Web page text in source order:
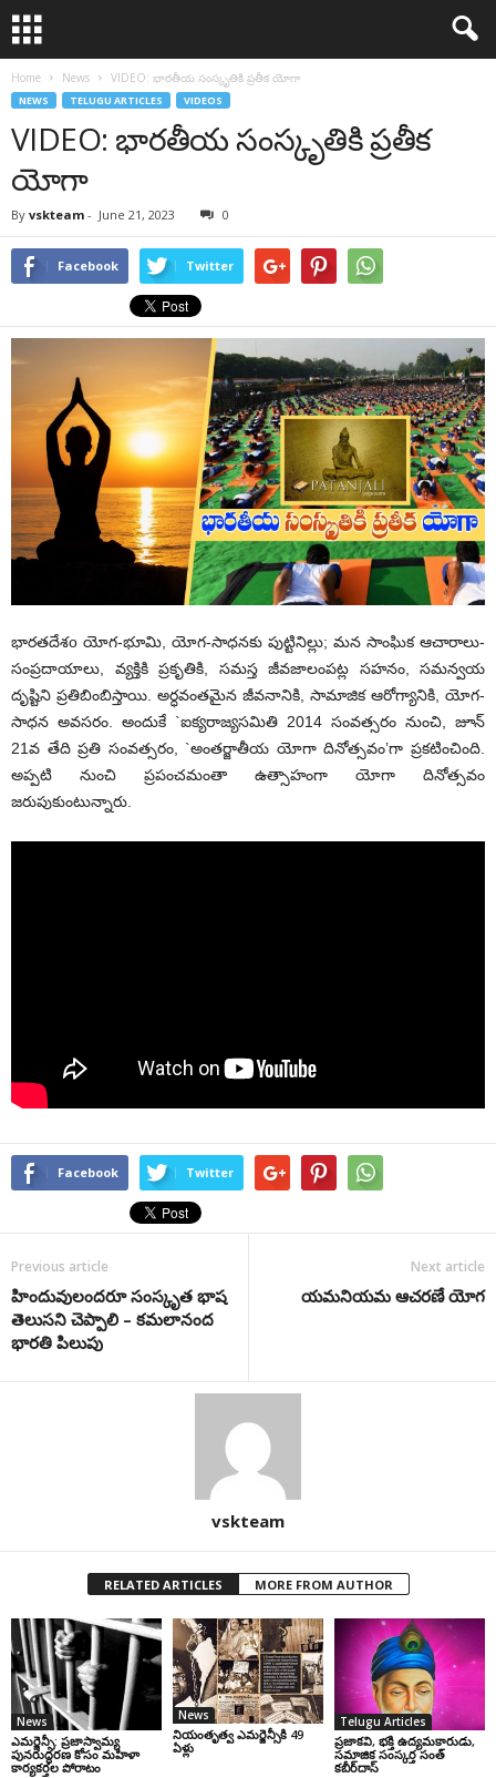
Home News VIDEO: భారతీయ సంస్కృతికి ప్రతీక యోగా
NEWS TELUGU ARTICLES VIDEOS
VIDEO: భారతీయ సంస్కృతికి ప్రతీక
యోగా
By vskteam - June 21, 2023 0
Facebook Twitter
భారతదేశo యోగ-భూమి, యోగ-సాధనకు పుట్టినిల్లు; మన సాంఘిక ఆచారాలు-
సంప్రదాయాలు, వ్యక్తికి ప్రకృతికి, సమస్త జీవజాలంపట్ల సహనం, సమన్వయ
దృష్టిని ప్రతిబింబిస్తాయి. అర్ధవంతమైన జీవనానికి, సామాజిక ఆరోగ్యానికి, యోగ-
సాధన అవసరం. అందుకే `ఐక్యరాజ్యసమితి 2014 సంవత్సరం నుంచి, జూన్
21వ తేది ప్రతి సంవత్సరం, `అంతర్జాతీయ యోగా దినోత్సవం’గా ప్రకటించింది.
అప్పటి నుంచి ప్రపంచమంతా ఉత్సాహంగా యోగా దినోత్సవం
జరుపుకుంటున్నారు.
Facebook Twitter
Previous article
హిందువులంద‌రూ సంస్కృత భాష
తెలుస‌ని చెప్పాలి – కమలానంద
భారతి పిలుపు
Next article
యమనియమ ఆచరణే యోగ
vskteam
RELATED ARTICLES MORE FROM AUTHOR
News
ఎమర్జెన్సీ: ప్రజాస్వామ్య
పునరుద్ధరణ కోసం మహిళా
కార్యకర్తల పోరాటం
News
నియంతృత్వ ఎమర్జెన్సీకి 49
ఏళ్లు
Telugu Articles
ప్రజాకవి, భక్తి ఉద్యమకారుడు,
సమాజిక సంస్కర్త సంత్‌
కబీర్‌దాస్‌